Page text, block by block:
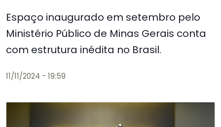
Espaço inaugurado em setembro pelo
Ministério Público de Minas Gerais conta
com estrutura inédita no Brasil.
11/11/2024 - 19:59